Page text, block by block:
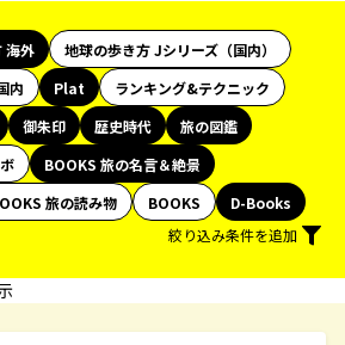
海外
地球の歩き方 Jシリーズ（国内）
内 Plat
ランキング&テクニック
御朱印 歴史時代
旅の図鑑
BOOKS 旅の名言＆絶景
旅の読み物 BOOKS
D-Books
絞り込み条件を追加